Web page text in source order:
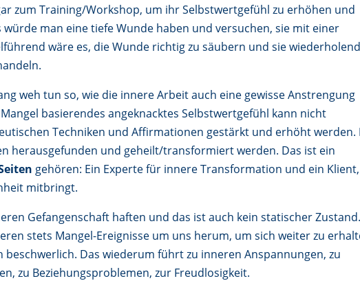
zum Training/Workshop, um ihr Selbstwertgefühl zu erhöhen und
man eine tiefe Wunde haben und versuchen, sie mit einer
wäre es, die Wunde richtig zu säubern und sie wiederholend
weh tun so, wie die innere Arbeit auch eine gewisse Anstrengung
basierendes angeknacktes Selbstwertgefühl kann nicht
Techniken und Affirmationen gestärkt und erhöht werden.
herausgefunden und geheilt/transformiert werden. Das ist ein
gehören: Ein Experte für innere Transformation und ein
mitbringt.
Gefangenschaft haften und das ist auch kein statischer Zustand.
stets Mangel-Ereignisse um uns herum, um sich weiter zu
beschwerlich. Das wiederum führt zu inneren Anspannungen, zu
zu Beziehungsproblemen, zur Freudlosigkeit.